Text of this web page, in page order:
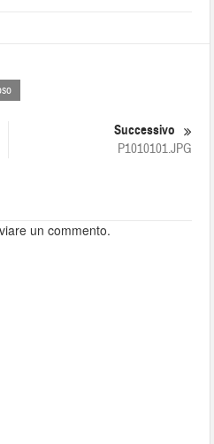
Successivo
P1010101.JPG
un commento.